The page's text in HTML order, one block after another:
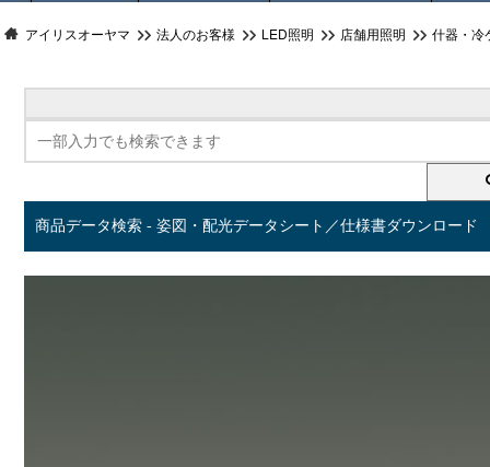
アイリスオーヤマ 法人のお客様 LED照明 店舗用照明 什器・冷
商品データ検索 - 姿図・配光データシート／仕様書ダウンロード